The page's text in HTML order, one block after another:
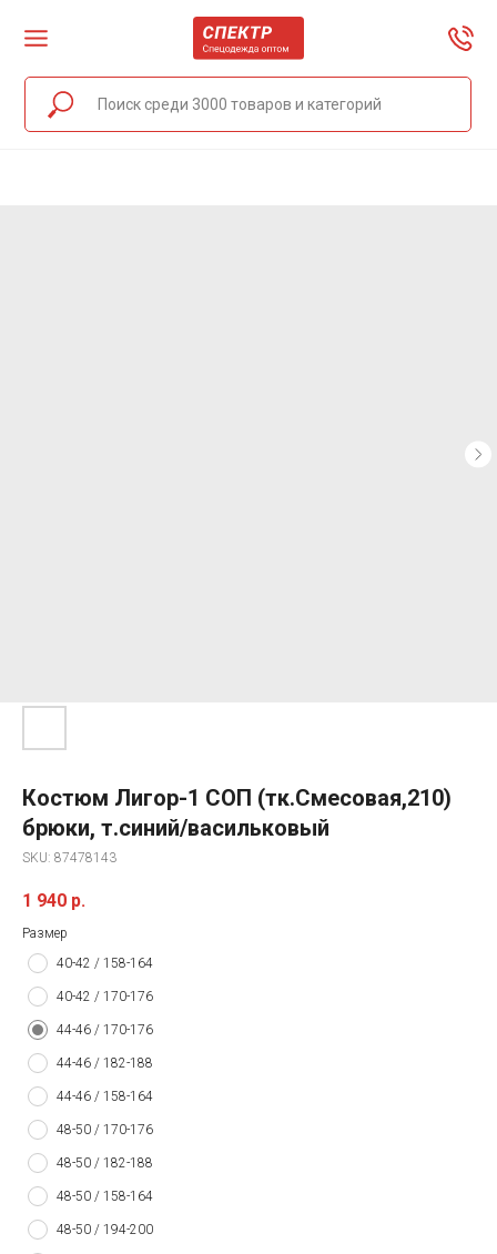
Костюм Лигор-1 СОП (тк.Смесовая,210)
брюки, т.синий/васильковый
SKU: 87478143
1 940 р.
Размер
40-42 / 158-164
40-42 / 170-176
44-46 / 170-176
44-46 / 182-188
44-46 / 158-164
48-50 / 170-176
48-50 / 182-188
48-50 / 158-164
48-50 / 194-200